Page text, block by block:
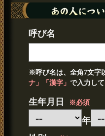
呼び名
※呼び名は、全角7文字
ナ」「漢字」で入力して
生年月日 ※必須
年